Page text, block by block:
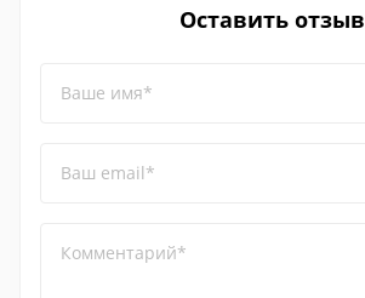
Оставить отзыв
Ваше имя*
Ваш email*
Комментарий*